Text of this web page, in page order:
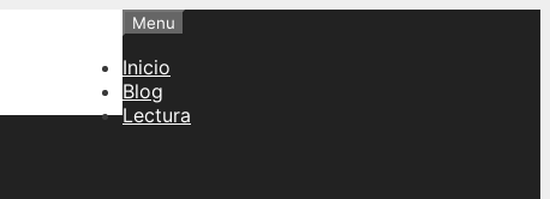
Menu
Inicio
Blog
Lectura